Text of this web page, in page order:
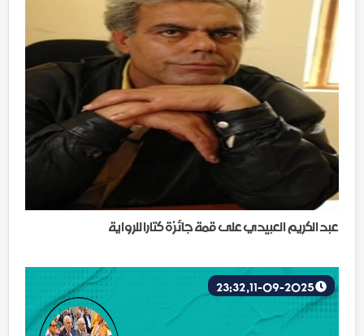
عبد الكريم العبيدي على قمة جائزة كتارا للرواية